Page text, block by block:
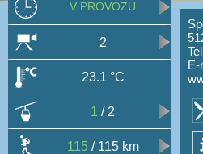
E-
V PROVOZU
2
23.1 °C
1 / 2
115 / 115 km